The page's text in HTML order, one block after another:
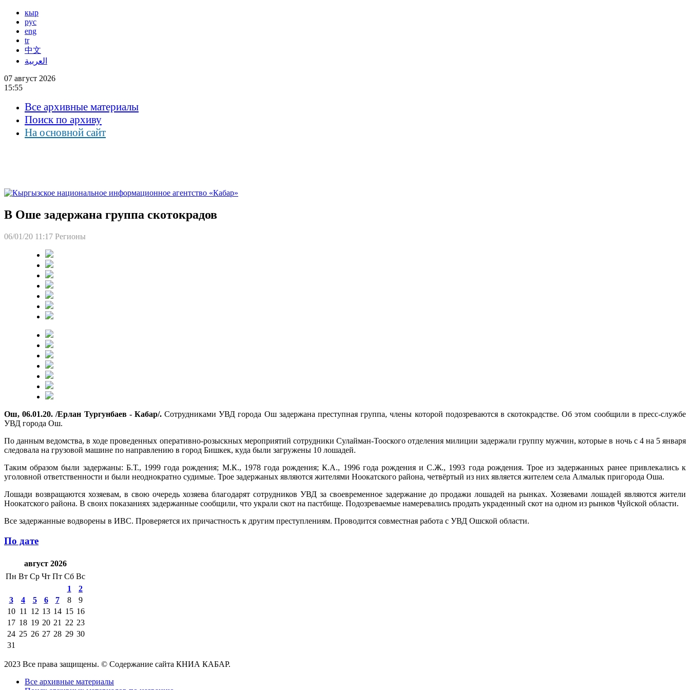
кыр
рус
eng
tr
中文
العربية
07 август 2026
15:55
Все архивные материалы
Поиск по архиву
На основной сайт
В Оше задержана группа скотокрадов
06/01/20 11:17 Регионы
Ош, 06.01.20. /Ерлан Тургунбаев - Кабар/.Сотрудниками УВД города Ош задержана преступная группа, члены которой подозреваются в скотокрадстве. Об этом сообщили в пресс-службе
УВД города Ош.
По данным ведомства, в ходе проведенных оперативно-розыскных мероприятий сотрудники Сулайман-Тооского отделения милиции задержали группу мужчин, которые в ночь с 4 на 5 января
следовала на грузовой машине по направлению в город Бишкек, куда были загружены 10 лошадей.
Таким образом были задержаны: Б.Т., 1999 года рождения; М.К., 1978 года рождения; К.А., 1996 года рождения и С.Ж., 1993 года рождения. Трое из задержанных ранее привлекались к
уголовной ответственности и были неоднократно судимые. Трое задержаных являются жителями Ноокатского района, четвёртый из них является жителем села Алмалык пригорода Оша.
Лошади возвращаются хозяевам, в свою очередь хозяева благодарят сотрудников УВД за своевременное задержание до продажи лошадей на рынках. Хозяевами лошадей являются жители
Ноокатского района. В своих показаниях задержанные сообщили, что украли скот на пастбище. Подозреваемые намеревались продать украденный скот на одном из рынков Чуйской области.
Все задержанные водворены в ИВС. Проверяется их причастность к другим преступлениям. Проводится совместная работа с УВД Ошской области.
По дате
август 2026
Пн Вт Ср Чт Пт Сб Вс
1
2
3
4 5 6 7 8
9
10 11 12 13 14 15 16
17 18 19 20 21 22 23
24 25 26 27 28 29 30
31
2023 Все права защищены. © Содержание сайта КНИА КАБАР.
Все архивные материалы